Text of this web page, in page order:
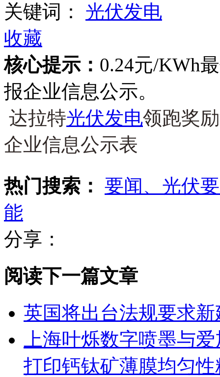
关键词： 光伏发电
收藏
核心提示： 0.24元/KWh
报企业信息公示。
达拉特光伏发电领跑奖
企业信息公示表
热门搜索： 要闻、光伏
能
分享：
阅读下一篇文章
英国将出台法规要求
上海叶烁数字喷墨与
打印钙钛矿薄膜均匀